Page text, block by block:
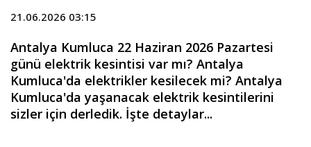
21.06.2026 03:15
Antalya Kumluca 22 Haziran 2026 Pazartesi
günü elektrik kesintisi var mı? Antalya
Kumluca'da elektrikler kesilecek mi? Antalya
Kumluca'da yaşanacak elektrik kesintilerini
sizler için derledik. İşte detaylar...